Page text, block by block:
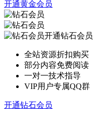
开通黄金会员
开通钻石会员
全站资源折扣购买
部分内容免费阅读
一对一技术指导
VIP用户专属QQ群
开通钻石会员